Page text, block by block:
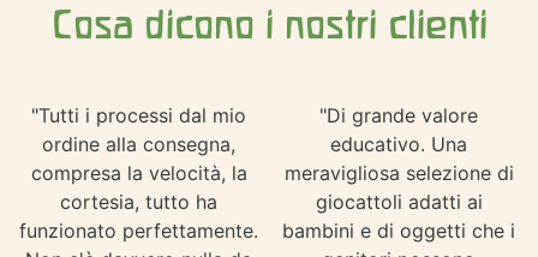
Cosa dicono i nostri clienti
"Tutti i processi dal mio
ordine alla consegna,
compresa la velocità, la
cortesia, tutto ha
funzionato perfettamente.
"Di grande valore
educativo. Una
meravigliosa selezione di
giocattoli adatti ai
bambini e di oggetti che i